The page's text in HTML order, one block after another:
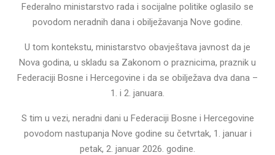
Federalno ministarstvo rada i socijalne politike oglasilo se
povodom neradnih dana i obilježavanja Nove godine.
U tom kontekstu, ministarstvo obavještava javnost da je
Nova godina, u skladu sa Zakonom o praznicima, praznik u
Federaciji Bosne i Hercegovine i da se obilježava dva dana –
1. i 2. januara.
S tim u vezi, neradni dani u Federaciji Bosne i Hercegovine
povodom nastupanja Nove godine su četvrtak, 1. januar i
petak, 2. januar 2026. godine.